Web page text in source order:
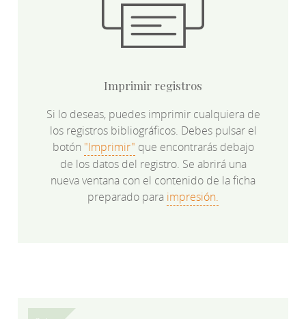
Imprimir registros
Si lo deseas, puedes imprimir cualquiera de
los registros bibliográficos. Debes pulsar el
botón "Imprimir" que encontrarás debajo
de los datos del registro. Se abrirá una
nueva ventana con el contenido de la ficha
preparado para impresión.